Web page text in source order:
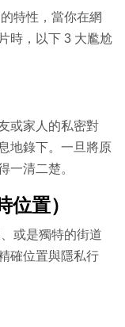
特性，當你在網
時，以下 3 大尷尬
或家人的私密對
地錄下。一旦將原
一清二楚。
置）
或是獨特的街道
確位置與隱私行